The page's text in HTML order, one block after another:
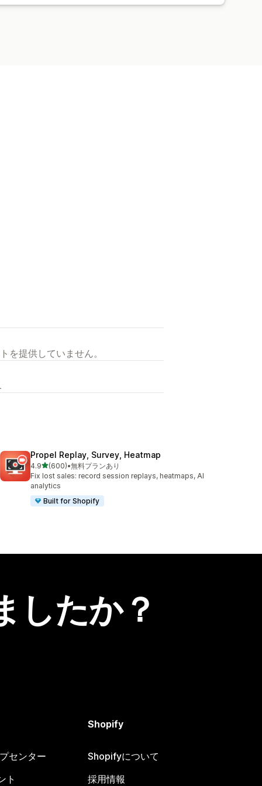
を提供していません。
Propel Replay, Survey, Heatmap
4.95つ星中
(600)
合計レビュー数：600件
•無料プランあり
Fix lost sales: record session replays, heatmaps, AI
analytics
Built for Shopify
したか？
センター
ト
Shopify
Shopifyについて
採用情報